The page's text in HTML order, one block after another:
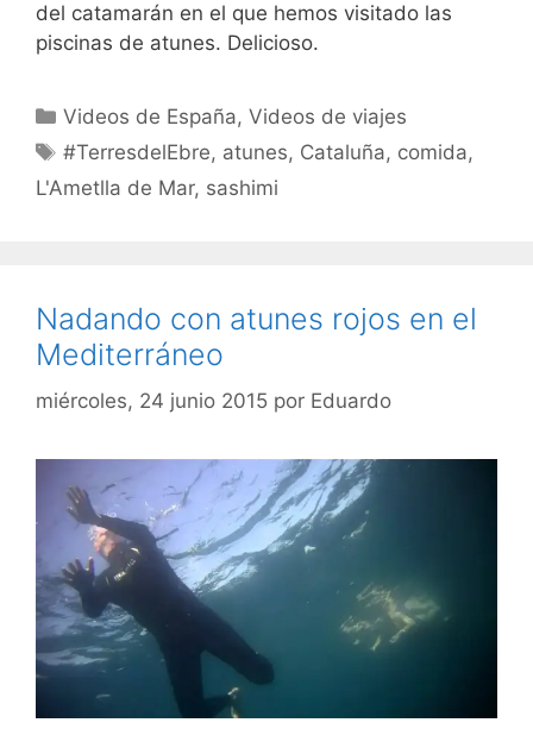
del catamarán en el que hemos visitado las
piscinas de atunes. Delicioso.
Categorías
Videos de España,Videos de viajes
Etiquetas
#TerresdelEbre, atunes, Cataluña, comida,
L'Ametlla de Mar, sashimi
Nadando con atunes rojos en el
Mediterráneo
miércoles, 24 junio 2015 por Eduardo